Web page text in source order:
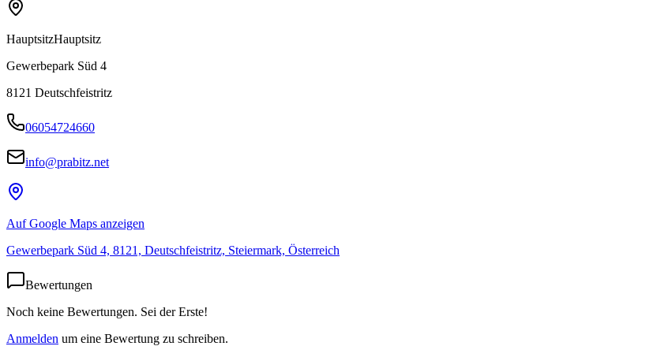
HauptsitzHauptsitz
Gewerbepark Süd 4
8121 Deutschfeistritz
06054724660
info@prabitz.net
Auf Google Maps anzeigen
Gewerbepark Süd 4, 8121, Deutschfeistritz, Steiermark, Österreich
Bewertungen
Noch keine Bewertungen. Sei der Erste!
Anmelden um eine Bewertung zu schreiben.